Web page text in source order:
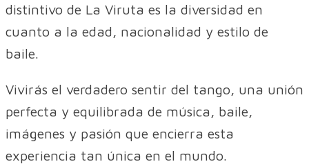
distintivo de La Viruta es la diversidad en
cuanto a la edad, nacionalidad y estilo de
baile.
Vivirás el verdadero sentir del tango, una unión
perfecta y equilibrada de música, baile,
imágenes y pasión que encierra esta
experiencia tan única en el mundo.